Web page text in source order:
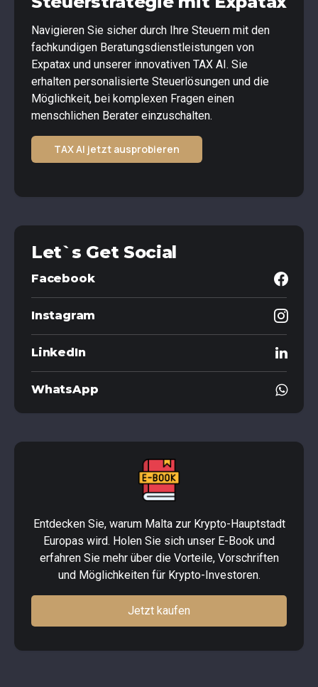
Navigieren Sie sicher durch Ihre Steuern mit den
fachkundigen Beratungsdienstleistungen von
Expatax und unserer innovativen TAX AI. Sie
erhalten personalisierte Steuerlösungen und die
Möglichkeit, bei komplexen Fragen einen
menschlichen Berater einzuschalten.
TAX AI jetzt ausprobieren
Let`s Get Social
Facebook
Instagram
LinkedIn
WhatsApp
Entdecken Sie, warum Malta zur Krypto-Hauptstadt
Europas wird. Holen Sie sich unser E-Book und
erfahren Sie mehr über die Vorteile, Vorschriften
und Möglichkeiten für Krypto-Investoren.
Jetzt kaufen